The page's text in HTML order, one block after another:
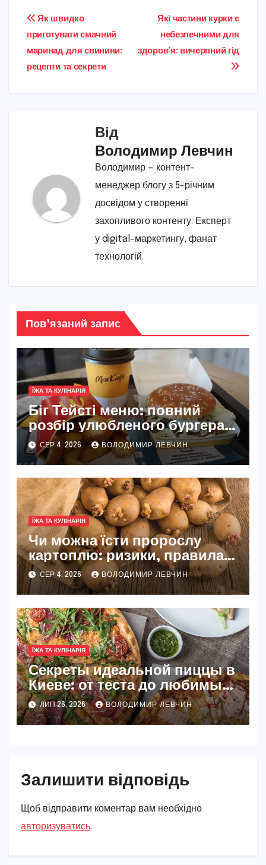
Навігація
записів
Які частини курки є
небезпечними для
здоров’я: вичерпний гід
Як швидко
приготувати смачний
маринад для свинини:
рецепти та секрети
Від
Володимир Левчин
Володимир — контент-
менеджер блогу з 5-річним
досвідом у створенні
захопливого контенту. Експерт
у digital-маркетингу, фанат
технологій.
Пов’язаний запис
ЇЖА ТА КУЛІНАРІЯ
Біг Тейсті меню: повний
розбір улюбленого бургера
McDonald’s
СЕР 4, 2026 ВОЛОДИМИР ЛЕВЧИН
ЇЖА ТА КУЛІНАРІЯ
Чи можна їсти пророслу
картоплю: ризики, правила
та безпечні способи
СЕР 4, 2026 ВОЛОДИМИР ЛЕВЧИН
ЇЖА ТА КУЛІНАРІЯ
Секреты идеальной пиццы в
Киеве: от теста до любимых
начинок
ЛИП 26, 2026 ВОЛОДИМИР ЛЕВЧИН
Залишити відповідь
Щоб відправити коментар вам необхідно
авторизуватись.